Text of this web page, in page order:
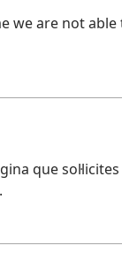
we are not
que